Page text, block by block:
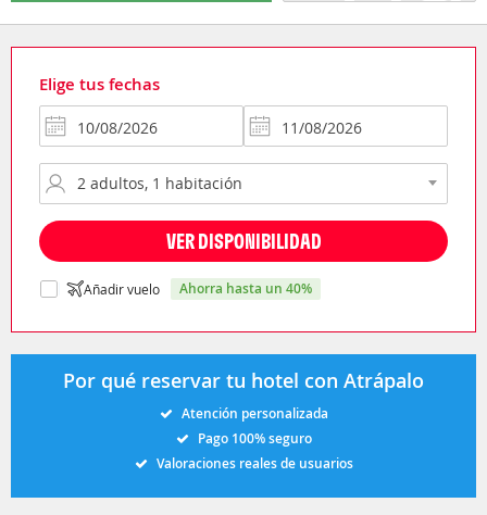
Elige tus fechas
VER DISPONIBILIDAD
Añadir vuelo ahorra hasta un 40%
Por qué reservar tu hotel con Atrápalo
Atención personalizada
Pago 100% seguro
Valoraciones reales de usuarios